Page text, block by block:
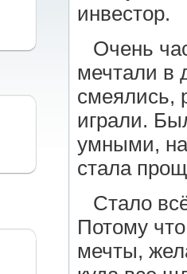
инвестор.
Очень
мечтали в
смеялись,
играли.
умными,
стала
Стало
Потому
мечты,